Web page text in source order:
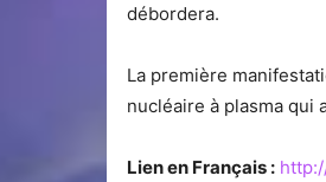
débordera.
La première
nucléaire à plasma qui
Lien en Français :